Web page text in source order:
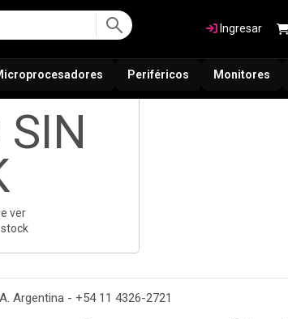
Ingresar
Periféricos Monitores
SIN
ver
Argentina - +54 11 4326-2721